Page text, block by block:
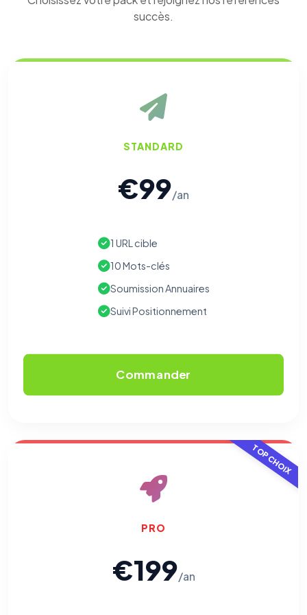
succès.
STANDARD
€99/an
1 URL cible
10 Mots-clés
Soumission Annuaires
Suivi Positionnement
Commander
TOP CHOIX
PRO
€199/an